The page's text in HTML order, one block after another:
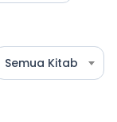
Semua Kitab